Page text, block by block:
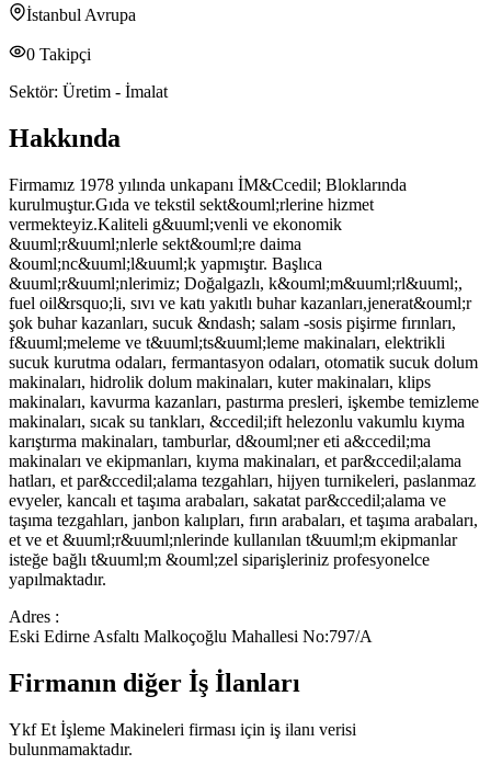
İstanbul Avrupa
0 Takipçi
Sektör: Üretim - İmalat
Hakkında
Firmamız 1978 yılında unkapanı İM&Ccedil; Bloklarında
kurulmuştur.Gıda ve tekstil sekt&ouml;rlerine hizmet
vermekteyiz.Kaliteli g&uuml;venli ve ekonomik
&uuml;r&uuml;nlerle sekt&ouml;re daima
&ouml;nc&uuml;l&uuml;k yapmıştır. Başlıca
&uuml;r&uuml;nlerimiz; Doğalgazlı, k&ouml;m&uuml;rl&uuml;,
fuel oil&rsquo;li, sıvı ve katı yakıtlı buhar kazanları,jenerat&ouml;r
şok buhar kazanları, sucuk &ndash; salam -sosis pişirme fırınları,
f&uuml;meleme ve t&uuml;ts&uuml;leme makinaları, elektrikli
sucuk kurutma odaları, fermantasyon odaları, otomatik sucuk dolum
makinaları, hidrolik dolum makinaları, kuter makinaları, klips
makinaları, kavurma kazanları, pastırma presleri, işkembe temizleme
makinaları, sıcak su tankları, &ccedil;ift helezonlu vakumlu kıyma
karıştırma makinaları, tamburlar, d&ouml;ner eti a&ccedil;ma
makinaları ve ekipmanları, kıyma makinaları, et par&ccedil;alama
hatları, et par&ccedil;alama tezgahları, hijyen turnikeleri, paslanmaz
evyeler, kancalı et taşıma arabaları, sakatat par&ccedil;alama ve
taşıma tezgahları, janbon kalıpları, fırın arabaları, et taşıma arabaları,
et ve et &uuml;r&uuml;nlerinde kullanılan t&uuml;m ekipmanlar
isteğe bağlı t&uuml;m &ouml;zel siparişleriniz profesyonelce
yapılmaktadır.
Adres :
Eski Edirne Asfaltı Malkoçoğlu Mahallesi No:797/A
Firmanın diğer İş İlanları
Ykf Et İşleme Makineleri firması için iş ilanı verisi
bulunmamaktadır.